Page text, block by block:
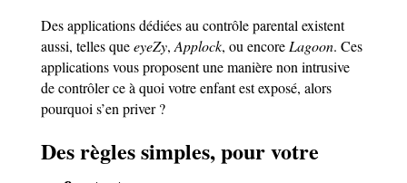
Des applications dédiées au contrôle parental existent
aussi, telles queeyeZy, Applock, ou encore Lagoon. Ces
applications vous proposent une manière non intrusive
de contrôler ce à quoi votre enfant est exposé, alors
pourquoi s’en priver ?
Des règles simples, pour votre